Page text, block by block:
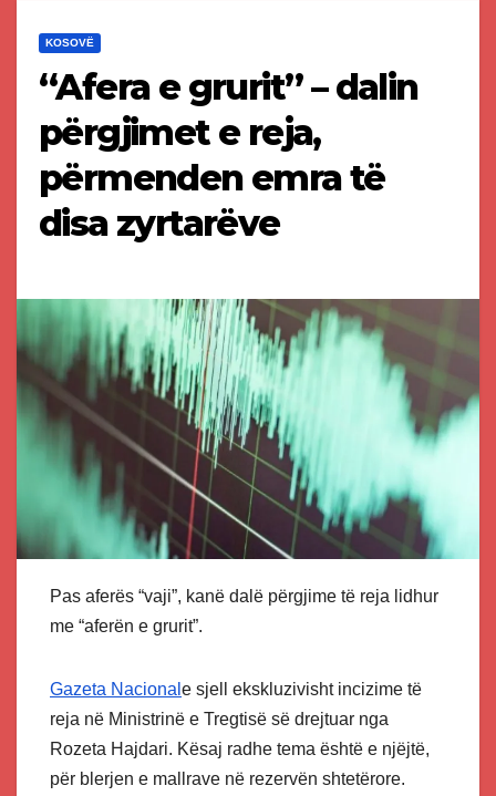
KOSOVË
“Afera e grurit” – dalin
përgjimet e reja,
përmenden emra të
disa zyrtarëve
Pas aferës “vaji”, kanë dalë përgjime të reja lidhur
me “aferën e grurit”.
Gazeta Nacional e sjell ekskluzivisht incizime të
reja në Ministrinë e Tregtisë së drejtuar nga
Rozeta Hajdari. Kësaj radhe tema është e njëjtë,
për blerjen e mallrave në rezervën shtetërore.